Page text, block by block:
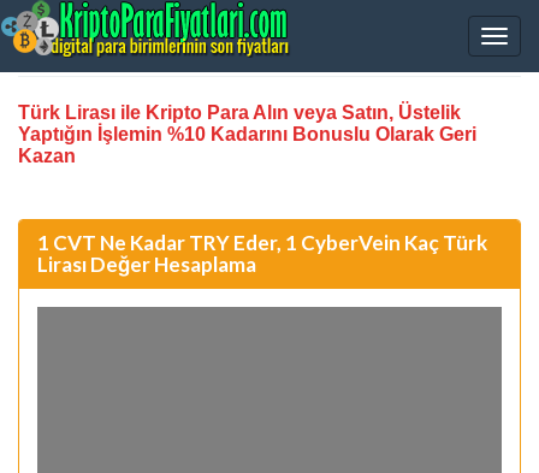
Türk Lirası ile Kripto Para Alın veya Satın, Üstelik
Yaptığın İşlemin %10 Kadarını Bonuslu Olarak Geri
Kazan
1 CVT Ne Kadar TRY Eder, 1 CyberVein Kaç Türk
Lirası Değer Hesaplama